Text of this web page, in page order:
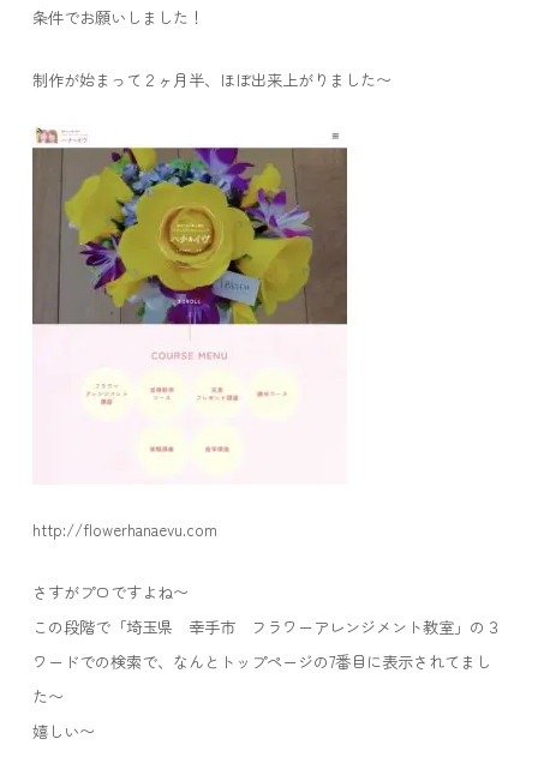
条件でお願いしました！
制作が始まって２ヶ月半、ほぼ出来上がりました〜
http://flowerhanaevu.com
さすがプロですよね〜
この段階で「埼玉県 幸手市 フラワーアレンジメント教室」の３
ワードでの検索で、なんとトップページの7番目に表示されてまし
た〜
嬉しい〜